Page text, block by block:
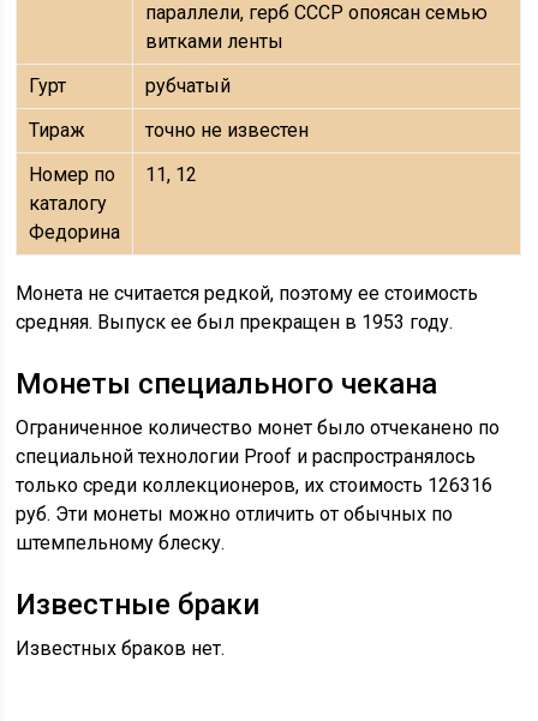
параллели, герб СССР опоясан семью
витками ленты
Гурт
рубчатый
Тираж
точно не известен
Номер по
каталогу
Федорина
11, 12
Монета не считается редкой, поэтому ее стоимость
средняя. Выпуск ее был прекращен в 1953 году.
Монеты специального чекана
Ограниченное количество монет было отчеканено по
специальной технологии Proof и распространялось
только среди коллекционеров, их стоимость 126316
руб. Эти монеты можно отличить от обычных по
штемпельному блеску.
Известные браки
Известных браков нет.